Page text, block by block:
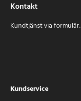
Kontakt
Kundtjänst via formulär:
Kundservice